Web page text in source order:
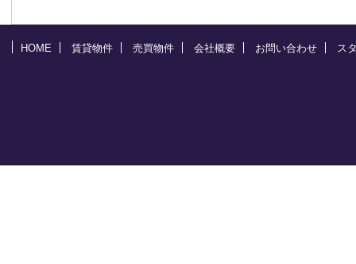
HOME 賃貸物件 売買物件 会社概要 お問い合わせ ス